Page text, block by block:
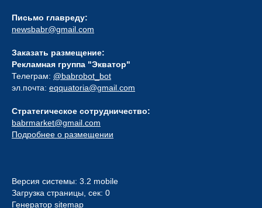
Письмо главреду:
newsbabr@gmail.com
Заказать размещение:
Рекламная группа "Экватор"
Телеграм: @babrobot_bot
эл.почта: eqquatoria@gmail.com
Стратегическое сотрудничество:
babrmarket@gmail.com
Подробнее о размещении
Версия системы: 3.2 mobile
Загрузка страницы, сек: 0
Генератор sitemap